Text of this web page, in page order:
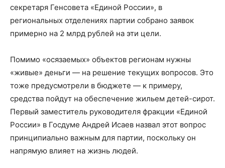
секретаря Генсовета «Единой России», в
региональных отделениях партии собрано заявок
примерно на 2 млрд рублей на эти цели.
Помимо «осязаемых» объектов регионам нужны
«живые» деньги — на решение текущих вопросов. Это
тоже предусмотрели в бюджете — к примеру,
средства пойдут на обеспечение жильем детей-сирот.
Первый заместитель руководителя фракции «Единой
России» в Госдуме Андрей Исаев назвал этот вопрос
принципиально важным для партии, поскольку он
напрямую влияет на жизнь людей.